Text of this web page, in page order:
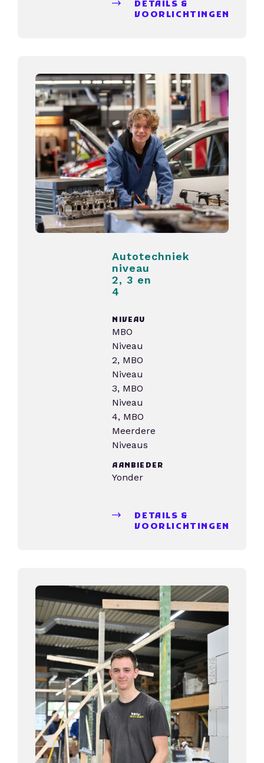
DETAILS &
VOORLICHTINGEN
Autotechniek
niveau
2, 3 en
4
NIVEAU
MBO
Niveau
2, MBO
Niveau
3, MBO
Niveau
4, MBO
Meerdere
Niveaus
AANBIEDER
Yonder
DETAILS &
VOORLICHTINGEN